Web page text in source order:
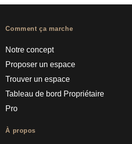
Comment ça marche
Notre concept
Proposer un espace
Trouver un espace
Tableau de bord Propriétaire
Pro
À propos